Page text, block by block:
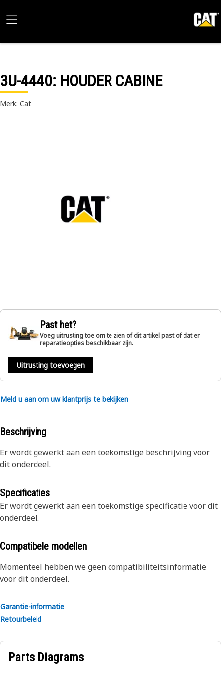
3U-4440: HOUDER CABINE
Merk: Cat
Past het?
Voeg uitrusting toe om te zien of dit artikel past of dat er
reparatieopties beschikbaar zijn.
Uitrusting toevoegen
Meld u aan om uw klantprijs te bekijken
Beschrijving
Er wordt gewerkt aan een toekomstige beschrijving voor
dit onderdeel.
Specificaties
Er wordt gewerkt aan een toekomstige specificatie voor dit
onderdeel.
Compatibele modellen
Momenteel hebben we geen compatibiliteitsinformatie
voor dit onderdeel.
Garantie-informatie
Retourbeleid
Parts Diagrams